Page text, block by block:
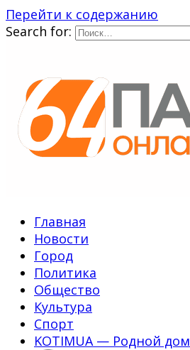
Перейти к содержанию
Search for:
Главная
Новости
Город
Политика
Общество
Культура
Спорт
KOTIMUA — Родной дом